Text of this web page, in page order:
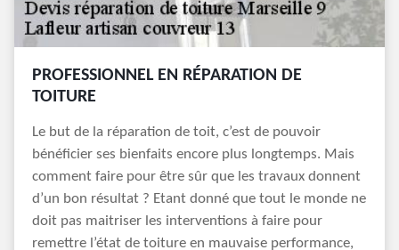
PROFESSIONNEL EN RÉPARATION DE
TOITURE
Le but de la réparation de toit, c’est de pouvoir
bénéficier ses bienfaits encore plus longtemps. Mais
comment faire pour être sûr que les travaux donnent
d’un bon résultat ? Etant donné que tout le monde ne
doit pas maitriser les interventions à faire pour
remettre l’état de toiture en mauvaise performance,